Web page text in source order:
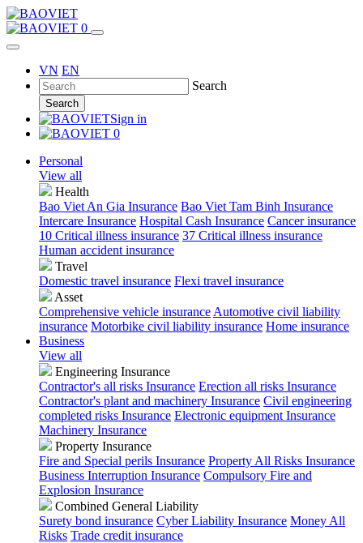
0
VN EN
Search
Search
Sign in
0
Personal
View all
Health
Bao Viet An Gia Insurance Bao Viet Tam Binh Insurance
Intercare Insurance Hospital Cash Insurance Cancer insurance
10 Critical illness insurance 37 Critical illness insurance
Human accident insurance
Travel
Domestic travel insurance Flexi travel insurance
Asset
Comprehensive vehicle insurance Automotive civil liability
insurance Motorbike civil liability insurance Home insurance
Business
View all
Engineering Insurance
Contractor's all risks Insurance Erection all risks Insurance
Contractor's plant and machinery Insurance Civil engineering
completed risks Insurance Electronic equipment Insurance
Machinery Insurance
Property Insurance
Fire and Special perils Insurance Property All Risks Insurance
Business Interruption Insurance Compulsory Fire and
Explosion Insurance
Combined General Liability
Surety bond insurance Cyber Liability Insurance Money All
Risks Trade credit insurance